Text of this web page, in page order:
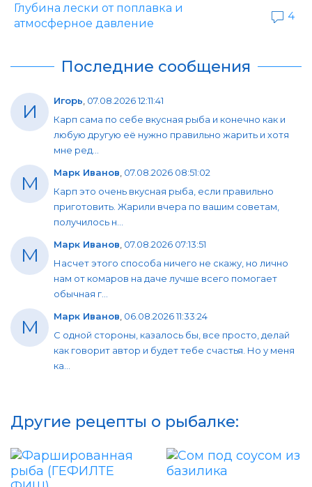
Глубина лески от поплавка и
атмосферное давление
4
Последние сообщения
И Игорь 07.08.2026 12:11:41
Карп сама по себе вкусная рыба и конечно как и
любую другую её нужно правильно жарить и хотя
мне ред...
М Марк Иванов 07.08.2026 08:51:02
Карп это очень вкусная рыба, если правильно
приготовить. Жарили вчера по вашим советам,
получилось н...
М Марк Иванов 07.08.2026 07:13:51
Насчет этого способа ничего не скажу, но лично
нам от комаров на даче лучше всего помогает
обычная г...
М Марк Иванов 06.08.2026 11:33:24
С одной стороны, казалось бы, все просто, делай
как говорит автор и будет тебе счастья. Но у меня
ка...
Другие рецепты о рыбалке: